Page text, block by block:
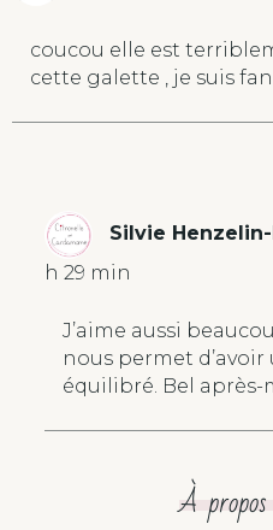
coucou elle est
cette galette , je suis
Silvie
h 29 min
J’aime aussi
nous permet
équilibré. Bel après-
À